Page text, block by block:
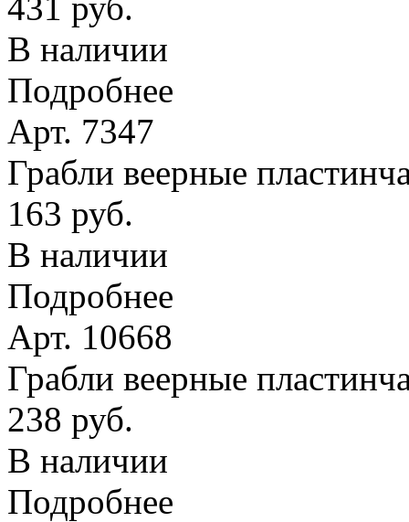
В наличии
Подробнее
Арт. 7347
Грабли веерные
163 руб.
В наличии
Подробнее
Арт. 10668
Грабли веерные
238 руб.
В наличии
Подробнее